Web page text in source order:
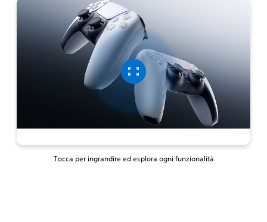
Tocca per ingrandire ed esplora ogni funzionalità